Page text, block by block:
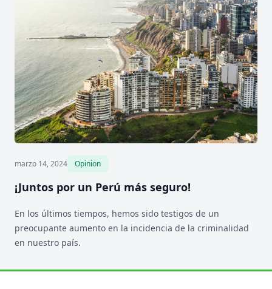
marzo 14, 2024 Opinion
¡Juntos por un Perú más seguro!
En los últimos tiempos, hemos sido testigos de un
preocupante aumento en la incidencia de la criminalidad
en nuestro país.